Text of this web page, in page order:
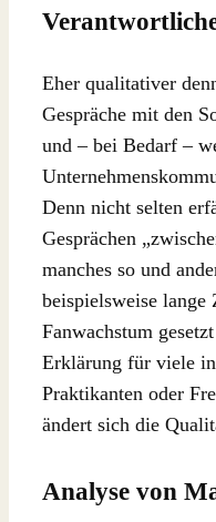
Eher qualitativer
Gespräche mit den
und – bei Bedarf –
Denn nicht selten
Gesprächen
manches so und
beispielsweise
Fanwachstum
Erklärung für viele
Praktikanten oder
ändert sich die
Analyse von